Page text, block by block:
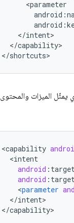
      <parameter
    </intent>
  </capability>
</shortcuts
يمثّل الميزات والمحتوى
<capability
<intent
android :
android :
<parameter
</intent>
</capability>